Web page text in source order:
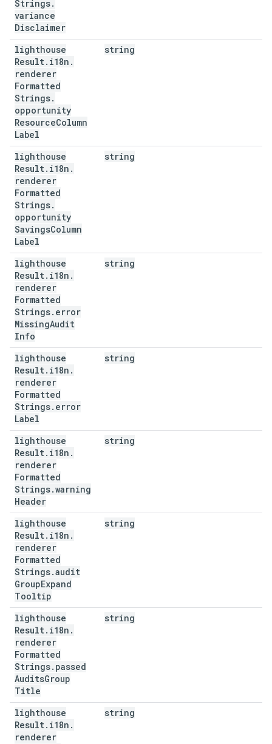
Strings.
variance
Disclaimer
lighthouse
Result. i18n .
renderer
Formatted
Strings.
opportunity
ResourceColumn
Label
string
lighthouse
Result. i18n .
renderer
Formatted
Strings.
opportunity
SavingsColumn
Label
string
lighthouse
Result. i18n .
renderer
Formatted
Strings. error
MissingAudit
Info
string
lighthouse
Result. i18n .
renderer
Formatted
Strings. error
Label
string
lighthouse
Result. i18n .
renderer
Formatted
Strings.warning
Header
string
lighthouse
Result. i18n .
renderer
Formatted
Strings.audit
GroupExpand
Tooltip
string
lighthouse
Result. i18n .
renderer
Formatted
Strings. passed
AuditsGroup
Title
string
lighthouse
Result. i18n .
renderer
string